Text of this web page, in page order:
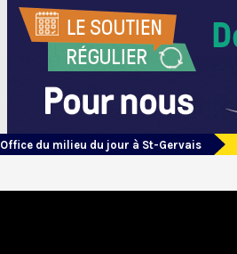
Office du milieu du jour à St-Gervais